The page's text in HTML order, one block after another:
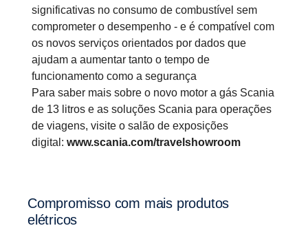
significativas no consumo de combustível sem
comprometer o desempenho - e é compatível com
os novos serviços orientados por dados que
ajudam a aumentar tanto o tempo de
funcionamento como a segurança
Para saber mais sobre o novo motor a gás Scania
de 13 litros e as soluções Scania para operações
de viagens, visite o salão de exposições
digital: www.scania.com/travelshowroom
Compro­misso com mais produtos
elétricos